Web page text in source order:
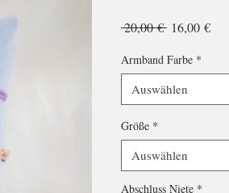
20,00 € Standardpreis
16,00 €Sale-
Armband Farbe *
Auswählen
Größe *
Auswählen
Abschluss Niete *